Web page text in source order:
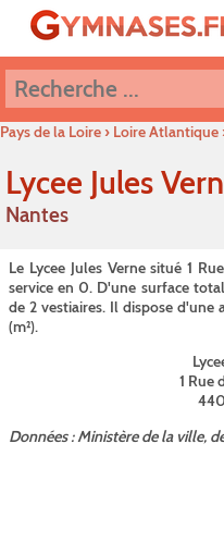
Pays de la Loire› Loire Atlantique
Lycee Jules
Nantes
Le Lycee Jules Verne situé 1
service en 0. D'une surface
de 2 vestiaires. Il dispose
(m²).
1 Rue
Données : Ministère de la ville,